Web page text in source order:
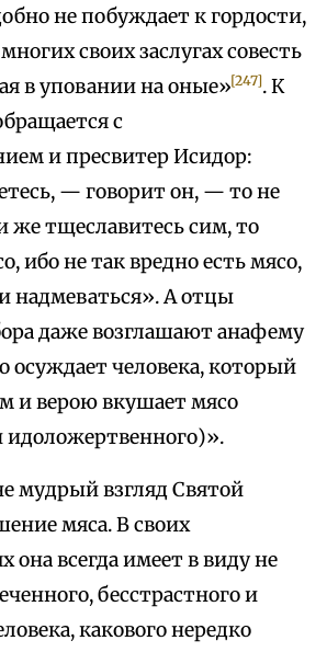
не побуждает к гордости,
своих заслугах совесть
в уповании на оные»[247]. К
с
и пресвитер Исидор:
— говорит он, — то не
же тщеславитесь сим, то
ибо не так вредно есть мясо,
надмеваться». А отцы
даже возглашают анафему
осуждает человека, который
и верою вкушает мясо
идоложертвенного)».
мудрый взгляд Святой
мяса. В своих
она всегда имеет в виду не
бесстрастного и
какового нередко